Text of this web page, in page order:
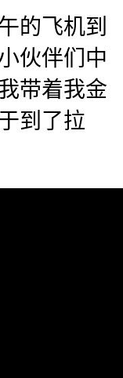
的飞机到
伙伴们中
带着我金
到了拉